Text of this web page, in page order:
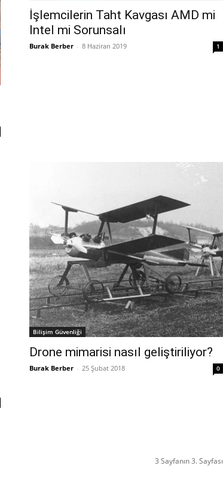
İşlemcilerin Taht Kavgası AMD mi
Intel mi Sorunsalı
Burak Berber - 8 Haziran 2019 1
Bilişim Güvenliği
Drone mimarisi nasıl geliştiriliyor?
Burak Berber - 25 Şubat 2018 0
3 Sayfanın 3. Sayfası